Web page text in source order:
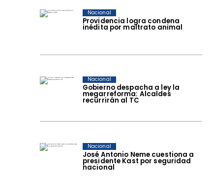
Providencia logra condena
inédita por maltrato animal
Nacional
Gobierno despacha a ley la
megarreforma: Alcaldes
recurrirán al TC
Nacional
José Antonio Neme cuestiona a
presidente Kast por seguridad
nacional
Nacional